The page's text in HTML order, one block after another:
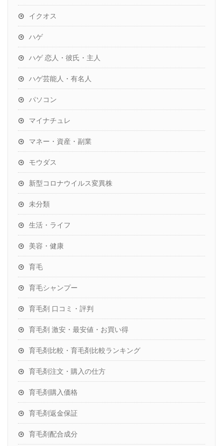
イクオス
ハゲ
ハゲ 恋人・彼氏・主人
ハゲ芸能人・有名人
パソコン
マイナチュレ
マネー・資産・副業
モウダス
新型コロナウイルス変異株
未分類
生活・ライフ
美容・健康
育毛
育毛シャンプー
育毛剤 口コミ・評判
育毛剤 激安・最安値・お買い得
育毛剤比較・育毛剤比較ランキング
育毛剤注文・購入の仕方
育毛剤購入価格
育毛剤返金保証
育毛剤配合成分